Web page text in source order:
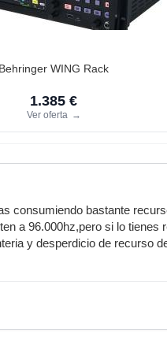
Behringer WING Rack
1.385 €
Ver oferta →
consumiendo bastante
a 96.000hz,pero si lo tienes
y desperdicio de recurso